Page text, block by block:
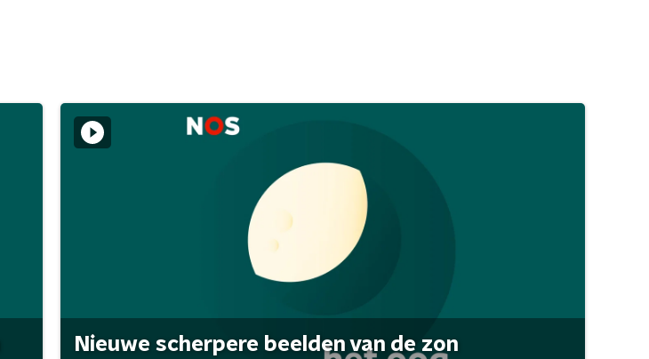
Nieuwe scherpere beelden van de zon